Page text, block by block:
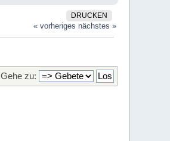
DRUCKEN
« vorheriges nächstes »
Gehe zu: